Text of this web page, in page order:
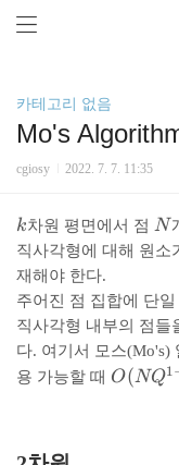
카테고리 없음
Mo's
cgiosy 2022. 7. 7. 11:35
k
k차원 평면에서 점 N
N
직사각형에 대해 원소
재해야 한다.
주어진 점 집합에 단
직사각형 내부의 점들
다. 여기서 모스(Mo's)
용 가능할 때 O
O(NQ1